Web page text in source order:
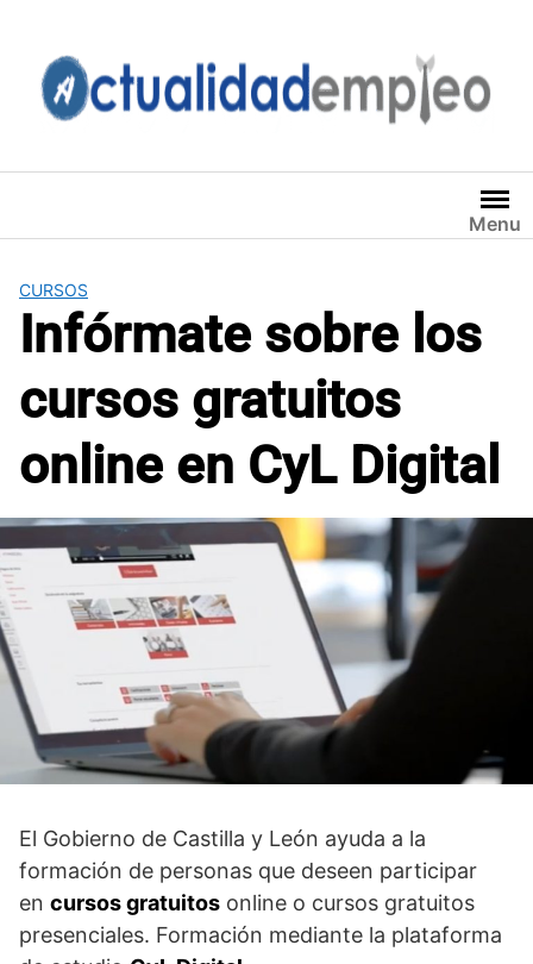
contenido
Menu
CURSOS
Infórmate sobre los
cursos gratuitos
online en CyL Digital
El Gobierno de Castilla y León ayuda a la
formación de personas que deseen participar
en cursos gratuitos online o cursos gratuitos
presenciales. Formación mediante la plataforma